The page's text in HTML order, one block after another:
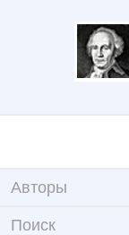
Авторы
Поиск